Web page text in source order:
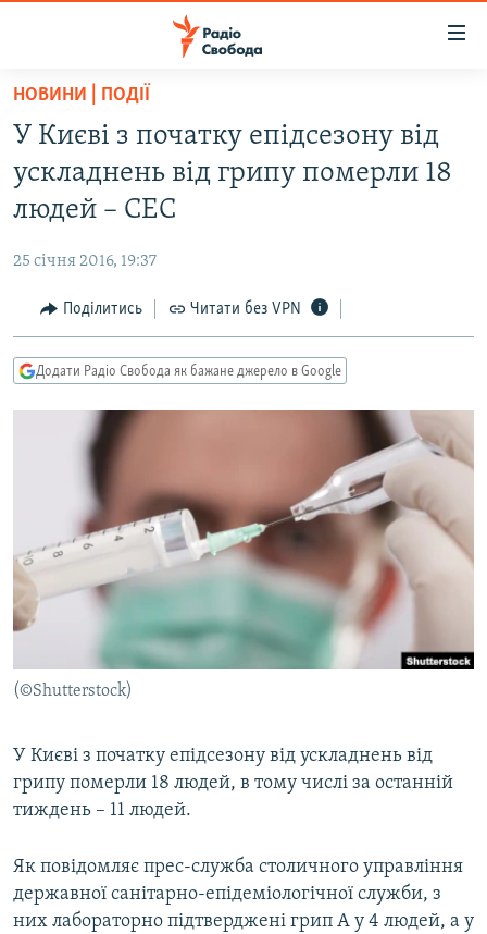
Перейти
основного
матеріалу
Перейти
до
основної
Перейти
до
пошуку
ЕКОНОМІКА
СУСПІЛЬСТВО
РОСІЙСЬКА «ФІЛЬТРАЦІЯ»
ДОНБАС.РЕАЛІЇ
ТИ ЯК?
МУЛЬТИМЕДІА
ФОТО
СПЕЦПРОЄКТИ
ПОДКАСТИ
КРИМ РЕАЛІЇ
УКР
КТАТ
НОВИНИ | ПОДІЇ
У Києві з початку епідсезону від
ускладнень від грипу померли 18
людей – СЕС
25 січня 2016, 19:37
Поділитись Читати без VPN
Додати Радіо Свобода як бажане джерело в Google
(©Shutterstock)
У Києві з початку епідсезону від ускладнень від
грипу померли 18 людей, в тому числі за останній
тиждень – 11 людей.
Як повідомляє прес-служба столичного управління
державної санітарно-епідеміологічної служби, з
них лабораторно підтверджені грип А у 4 людей, а у